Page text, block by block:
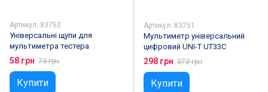
Артикул: 83752
Універсальні щупи для
мультиметра тестера
58 грн 73 грн
Купити
Артикул: 83751
Мультиметр універсальний
цифровий UNI-T UT33C
298 грн 373 грн
Купити